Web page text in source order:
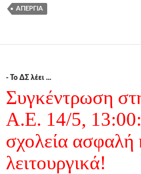
ΑΠΕΡΓΊΑ
- Το ΔΣ λέει ...
Συγκέντρωση
Α.Ε. 14/5,
σχολεία ασφαλή
λειτουργικά!